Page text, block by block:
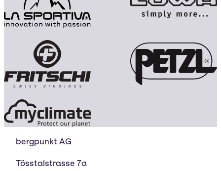
bergpunkt AG
Tösstalstrasse 7a